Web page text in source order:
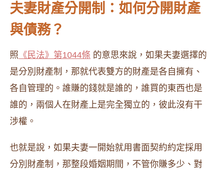
夫妻財產分開制：如何分開財產
與債務？
照 《民法》第1044條 的意思來說，如果夫妻選擇的
是分別財產制，那就代表雙方的財產是各自擁有、
各自管理的。誰賺的錢就是誰的，誰買的東西也是
誰的，兩個人在財產上是完全獨立的，彼此沒有干
涉權。
也就是說，如果夫妻一開始就用書面契約約定採用
分別財產制，那整段婚姻期間，不管你賺多少、對